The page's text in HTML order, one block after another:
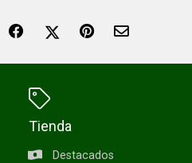
Tienda
Destacados